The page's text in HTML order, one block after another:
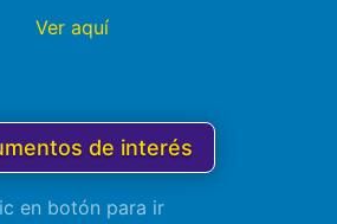
Ver aquí
de interés
en botón para ir